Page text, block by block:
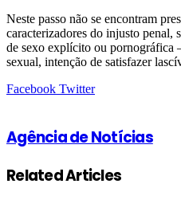
Neste passo não se encontram
caracterizadores do injusto penal,
de sexo explícito ou pornográfica
sexual, intenção de satisfazer
Facebook TwitterGoogle+
LinkedIn
StumbleUpon
Tumblr
Pinterest
Reddit
VKontakte
Share
Print
Agência de Notícias
Related Articles